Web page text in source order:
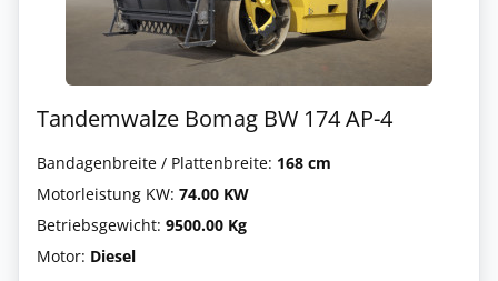
Tandemwalze Bomag BW 174 AP-4
Bandagenbreite / Plattenbreite: 168 cm
Motorleistung KW: 74.00 KW
Betriebsgewicht: 9500.00 Kg
Motor: Diesel